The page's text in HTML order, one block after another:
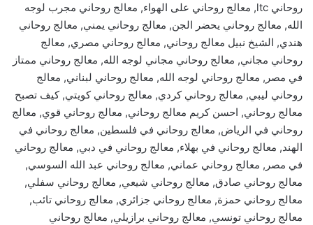
روحاني ltc, معالج روحاني على الهواء, معالج روحاني مجرب لوجه
الله, معالج روحاني يحضر الجن, معالج روحاني يمني, معالج روحاني
هندي, الشيخ نبيل معالج روحاني, معالج روحاني مصري, معالج
روحاني مجاني, معالج روحاني مجاني لوجه الله, معالج روحاني ممتاز
في مصر, معالج روحاني لوجه الله, معالج روحاني لبناني, معالج
روحاني ليبي, معالج روحاني كردي, معالج روحاني كويتي, كيف تصبح
معالج روحاني, احسن كريم معالج روحاني, معالج روحاني قوي, معالج
روحاني في الرياض, معالج روحاني في فلسطين, معالج روحاني في
الهند, معالج روحاني في بهلاء, معالج روحاني في دبي, معالج روحاني
في مصر, معالج روحاني عماني, معالج روحاني عبد الله السوسي,
معالج روحاني صادق, معالج روحاني شيعي, معالج روحاني سفلي,
معالج روحاني حمزة, معالج روحاني جزائري, معالج روحاني تائب,
معالج روحاني تونسي, معالج روحاني برازيلي, معالج روحاني